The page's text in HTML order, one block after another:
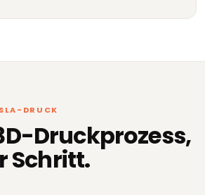
DRUCK
Druckprozess,
Schritt.